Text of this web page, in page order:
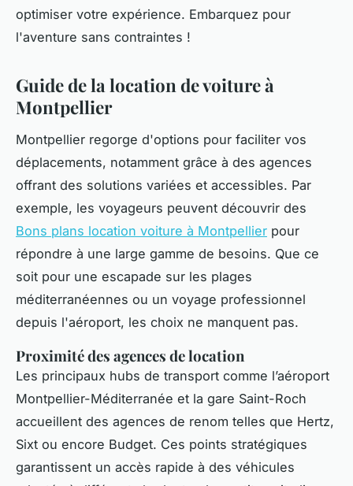
optimiser votre expérience. Embarquez pour
l'aventure sans contraintes !
Guide de la location de voiture à
Montpellier
Montpellier regorge d'options pour faciliter vos
déplacements, notamment grâce à des agences
offrant des solutions variées et accessibles. Par
exemple, les voyageurs peuvent découvrir des
Bons plans location voiture à Montpellier pour
répondre à une large gamme de besoins. Que ce
soit pour une escapade sur les plages
méditerranéennes ou un voyage professionnel
depuis l'aéroport, les choix ne manquent pas.
Proximité des agences de location
Les principaux hubs de transport comme l’aéroport
Montpellier-Méditerranée et la gare Saint-Roch
accueillent des agences de renom telles que Hertz,
Sixt ou encore Budget. Ces points stratégiques
garantissent un accès rapide à des véhicules